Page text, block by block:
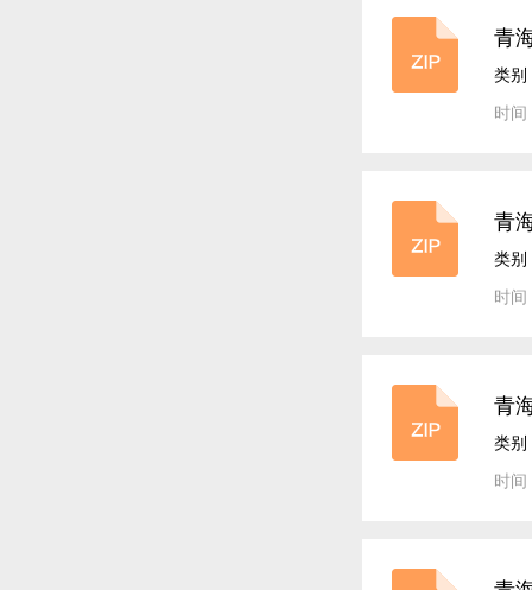
青
案
类别
时
青
案
类别
时
青
案
类别
时